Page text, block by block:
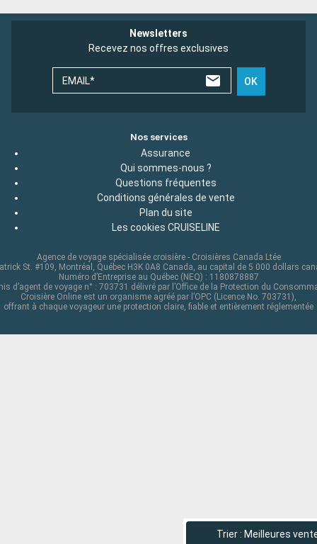
Trier : Meilleures
Newsletters
Recevez nos offres exclusives
EMAIL* OK
Nos services
Assurance
Qui sommes-nous ?
Questions fréquentes
Conditions générales de vente
Plan du site
Les cookies CRUISELINE
Agence de voyage spécialisée croisière - Croisières Canada Ltée
St. #109, Montréal, Québec H3K 0A8 Canada, au capital de 5 000 dollars
Numéro d’Entreprise au Québec (NEQ) : 1180878887
d’agent de voyage n° : 703731 délivré par l’Office de la Protection du
Croisière Online est un organisme agréé par l’OPC (Licence No. 703731),
offrant à chaque voyageur une protection claire, fiable et entièrement réglementée